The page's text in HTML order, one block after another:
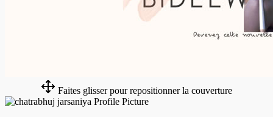
Faites glisser pour repositionner la couverture